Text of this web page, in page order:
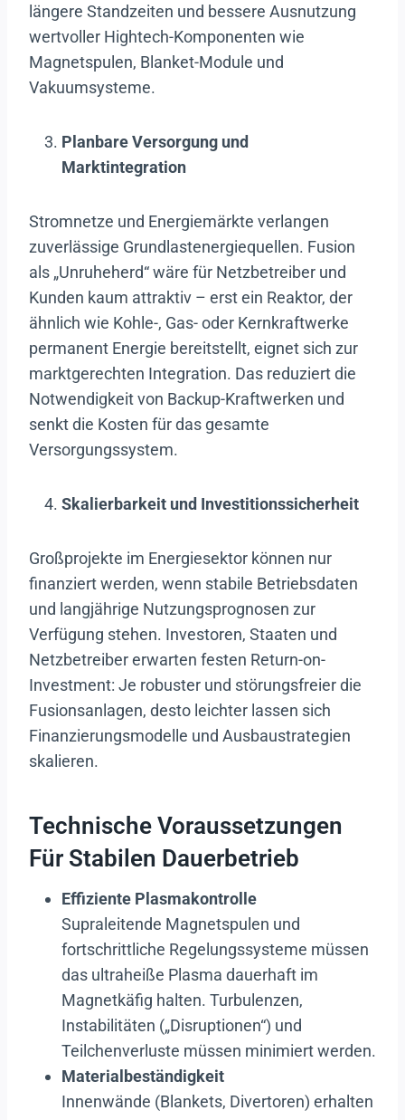
längere Standzeiten und bessere Ausnutzung
wertvoller Hightech-Komponenten wie
Magnetspulen, Blanket-Module und
Vakuumsysteme.
Planbare Versorgung und
Marktintegration
Stromnetze und Energiemärkte verlangen
zuverlässige Grundlastenergiequellen. Fusion
als „Unruheherd“ wäre für Netzbetreiber und
Kunden kaum attraktiv – erst ein Reaktor, der
ähnlich wie Kohle-, Gas- oder Kernkraftwerke
permanent Energie bereitstellt, eignet sich zur
marktgerechten Integration. Das reduziert die
Notwendigkeit von Backup-Kraftwerken und
senkt die Kosten für das gesamte
Versorgungssystem.
Skalierbarkeit und Investitionssicherheit
Großprojekte im Energiesektor können nur
finanziert werden, wenn stabile Betriebsdaten
und langjährige Nutzungsprognosen zur
Verfügung stehen. Investoren, Staaten und
Netzbetreiber erwarten festen Return-on-
Investment: Je robuster und störungsfreier die
Fusionsanlagen, desto leichter lassen sich
Finanzierungsmodelle und Ausbaustrategien
skalieren.
Technische Voraussetzungen
Für Stabilen Dauerbetrieb
Effiziente Plasmakontrolle
Supraleitende Magnetspulen und
fortschrittliche Regelungssysteme müssen
das ultraheiße Plasma dauerhaft im
Magnetkäfig halten. Turbulenzen,
Instabilitäten („Disruptionen“) und
Teilchenverluste müssen minimiert werden.
Materialbeständigkeit
Innenwände (Blankets, Divertoren) erhalten